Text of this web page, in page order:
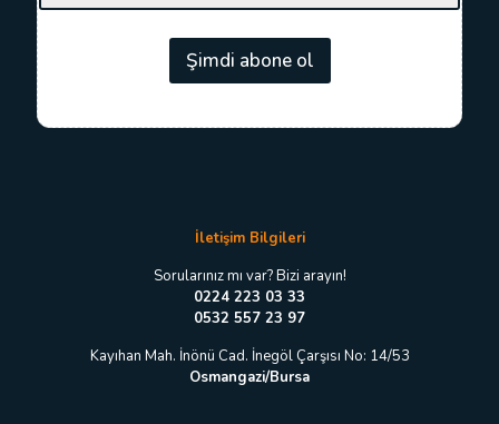
o
s
t
E
t
p
*
Şimdi abone ol
İletişim Bilgileri
Sorularınız mı var? Bizi arayın!
0224 223 03 33
0532 557 23 97
Kayıhan Mah. İnönü Cad. İnegöl Çarşısı No: 14/53
Osmangazi/Bursa